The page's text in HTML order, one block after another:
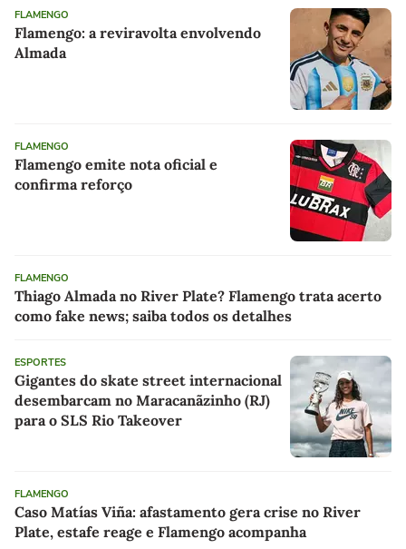
FLAMENGO
Flamengo: a reviravolta envolvendo
Almada
FLAMENGO
Flamengo emite nota oficial e
confirma reforço
FLAMENGO
Thiago Almada no River Plate? Flamengo trata acerto
como fake news; saiba todos os detalhes
ESPORTES
Gigantes do skate street internacional
desembarcam no Maracanãzinho (RJ)
para o SLS Rio Takeover
FLAMENGO
Caso Matías Viña: afastamento gera crise no River
Plate, estafe reage e Flamengo acompanha